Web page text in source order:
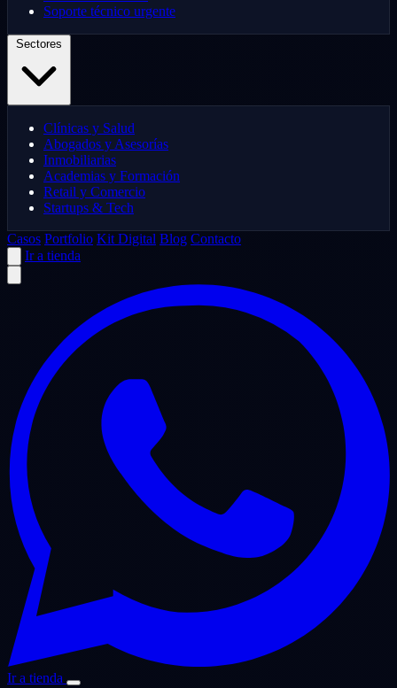
Soporte técnico urgente
Clínicas y Salud
Abogados y Asesorías
Inmobiliarias
Academias y Formación
Retail y Comercio
Startups & Tech
Casos Portfolio Kit Digital Blog Contacto
Ir a tienda
Ir a tienda